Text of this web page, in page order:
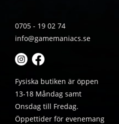
0705 - 19 02 74
info@gamemaniacs.se
Fysiska butiken är öppen
13-18 Måndag samt
Onsdag till Fredag.
Öppettider för evenemang